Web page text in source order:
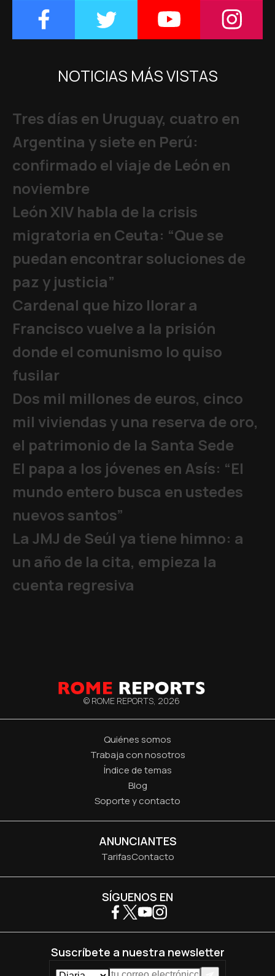
NOTICIAS MÁS VISTAS
Tres días en Uruguay, cuatro en
Argentina y siete en Perú:
confirmado el viaje de León en
noviembre
León XIV habla de la crisis
migratoria en Ceuta: “Que se
puedan encontrar soluciones de
paz y justicia”
Cardenal que hizo llorar a
Francisco vuelve a la prisión
donde el comunismo lo quiso
fusilar
Dos mil millones de euros, cinco
mil viviendas y una reserva de oro,
el patrimonio de la Santa Sede
El papa a los jóvenes en Asís: “El
mundo entero busca en ustedes
nuevos santos”
La JMJ de Seúl ya tiene himno: a
un año de la cita, empieza la
cuenta regresiva
© ROME REPORTS, 2026
Quiénes somos
Trabaja con nosotros
Índice de temas
Blog
Soporte y contacto
ANUNCIANTES
TarifasContacto
SÍGUENOS EN
Suscríbete a nuestra newsletter